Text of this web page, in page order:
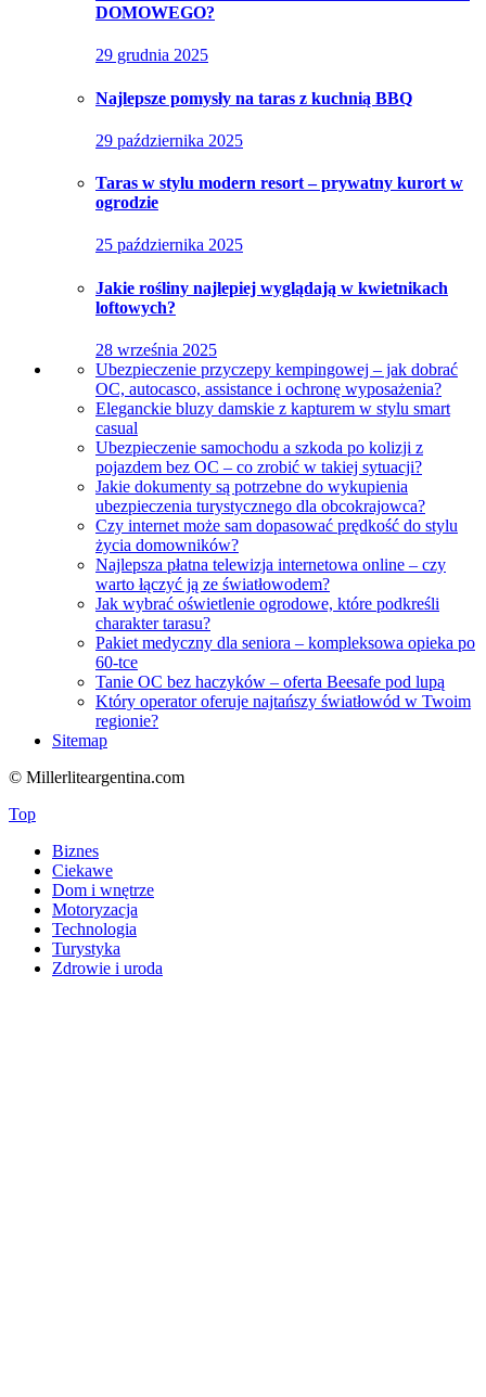
DOMOWEGO?
29 grudnia 2025
Najlepsze pomysły na taras z kuchnią BBQ
29 października 2025
Taras w stylu modern resort – prywatny kurort w
ogrodzie
25 października 2025
Jakie rośliny najlepiej wyglądają w kwietnikach
loftowych?
28 września 2025
Ubezpieczenie przyczepy kempingowej – jak dobrać
OC, autocasco, assistance i ochronę wyposażenia?
Eleganckie bluzy damskie z kapturem w stylu smart
casual
Ubezpieczenie samochodu a szkoda po kolizji z
pojazdem bez OC – co zrobić w takiej sytuacji?
Jakie dokumenty są potrzebne do wykupienia
ubezpieczenia turystycznego dla obcokrajowca?
Czy internet może sam dopasować prędkość do stylu
życia domowników?
Najlepsza płatna telewizja internetowa online – czy
warto łączyć ją ze światłowodem?
Jak wybrać oświetlenie ogrodowe, które podkreśli
charakter tarasu?
Pakiet medyczny dla seniora – kompleksowa opieka po
60-tce
Tanie OC bez haczyków – oferta Beesafe pod lupą
Który operator oferuje najtańszy światłowód w Twoim
regionie?
Sitemap
© Millerliteargentina.com
Top
Biznes
Ciekawe
Dom i wnętrze
Motoryzacja
Technologia
Turystyka
Zdrowie i uroda